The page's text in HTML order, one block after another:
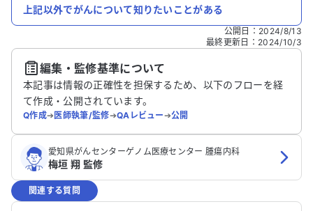
上記以外でがんについて知りたいことがある
公開日 ： 2024/8/13
最終更新日 ： 2024/10/3
編集・監修基準について
本記事は情報の正確性を担保するため、以下のフローを経
て作成・公開されています。
Q作成➔医師執筆/監修➔QAレビュー➔公開
愛知県がんセンターゲノム医療センター 腫瘍内科
梅垣 翔 監修
関連する質問